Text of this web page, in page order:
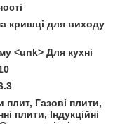
кришці для виходу
<unk> Для кухні
плит, Газові плити,
плити, Індукційні